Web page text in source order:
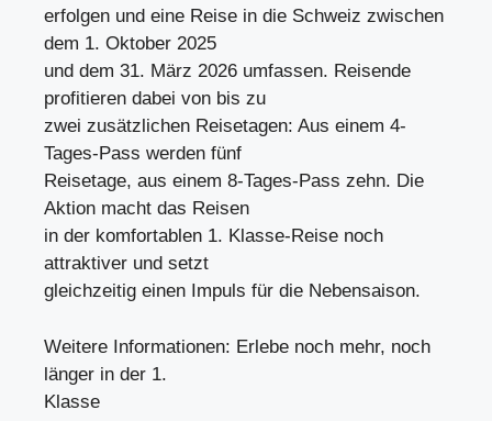
erfolgen und eine Reise in die Schweiz zwischen
dem 1. Oktober 2025
und dem 31. März 2026 umfassen. Reisende
profitieren dabei von bis zu
zwei zusätzlichen Reisetagen: Aus einem 4-
Tages-Pass werden fünf
Reisetage, aus einem 8-Tages-Pass zehn. Die
Aktion macht das Reisen
in der komfortablen 1. Klasse-Reise noch
attraktiver und setzt
gleichzeitig einen Impuls für die Nebensaison.
Weitere Informationen: Erlebe noch mehr, noch
länger in der 1.
Klasse